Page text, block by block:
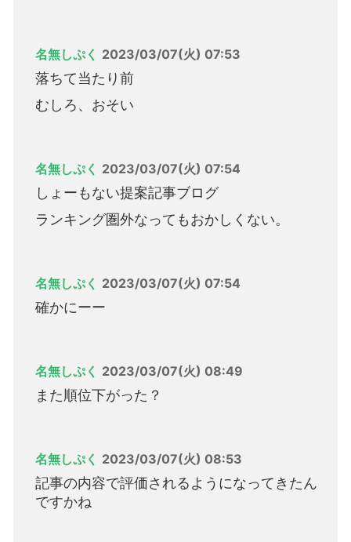
名無しぷく 2023/03/07(火) 07:53
落ちて当たり前
むしろ、おそい
名無しぷく 2023/03/07(火) 07:54
しょーもない提案記事ブログ
ランキング圏外なってもおかしくない。
名無しぷく 2023/03/07(火) 07:54
確かにーー
名無しぷく 2023/03/07(火) 08:49
また順位下がった？
名無しぷく 2023/03/07(火) 08:53
記事の内容で評価されるようになってきたん
ですかね